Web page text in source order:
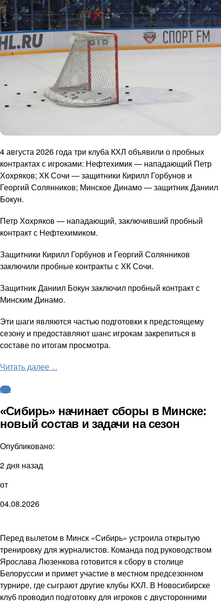
4 августа 2026 года три клуба КХЛ объявили о пробных
контрактах с игроками: Нефтехимик — нападающий Петр
Хохряков; ХК Сочи — защитники Кирилл Горбунов и
Георгий Солянников; Минское Динамо — защитник Даниил
Бокун.
Петр Хохряков — нападающий, заключивший пробный
контракт с Нефтехимиком.
Защитники Кирилл Горбунов и Георгий Солянников
заключили пробные контракты с ХК Сочи.
Защитник Даниил Бокун заключил пробный контракт с
Минским Динамо.
Эти шаги являются частью подготовки к предстоящему
сезону и предоставляют шанс игрокам закрепиться в
составе по итогам просмотра.
Читать далее ...
КХЛ
«Сибирь» начинает сборы в Минске:
новый состав и задачи на сезон
Опубликовано:
2 дня назад
от
04.08.2026
Перед вылетом в Минск «Сибирь» устроила открытую
тренировку для журналистов. Команда под руководством
Ярослава Люзенкова готовится к сбору в столице
Белоруссии и примет участие в местном предсезонном
турнире, где сыграют другие клубы КХЛ. В Новосибирске
клуб проводил подготовку для игроков с двусторонними